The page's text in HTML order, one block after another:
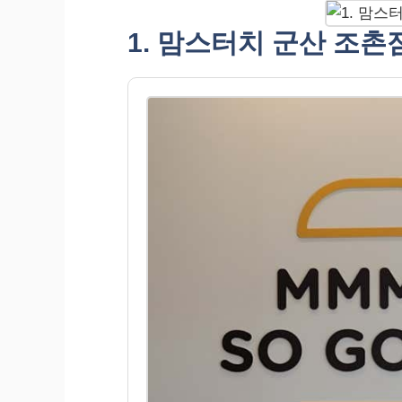
1. 맘스터치 군산 조촌